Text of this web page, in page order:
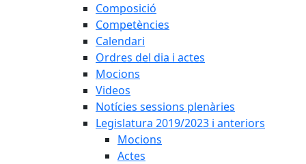
Composició
Competències
Calendari
Ordres del dia i actes
Mocions
Videos
Notícies sessions plenàries
Legislatura 2019/2023 i anteriors
Mocions
Actes